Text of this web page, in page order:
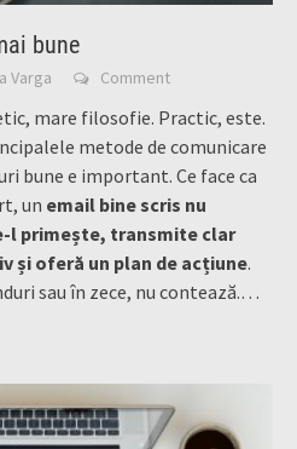
bune
Varga Comment
mare filosofie. Practic, este.
metode de comunicare
bune e important. Ce face ca
un email bine scris nu
l primește, transmite clar
și oferă un plan de acțiune.
sau în zece, nu contează.…